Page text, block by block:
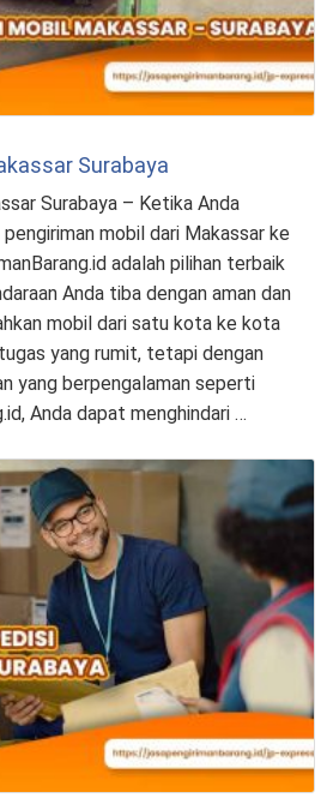
Surabaya
Surabaya – Ketika Anda
mobil dari Makassar ke
adalah pilihan terbaik
Anda tiba dengan aman dan
mobil dari satu kota ke kota
yang rumit, tetapi dengan
yang berpengalaman seperti
Anda dapat menghindari …